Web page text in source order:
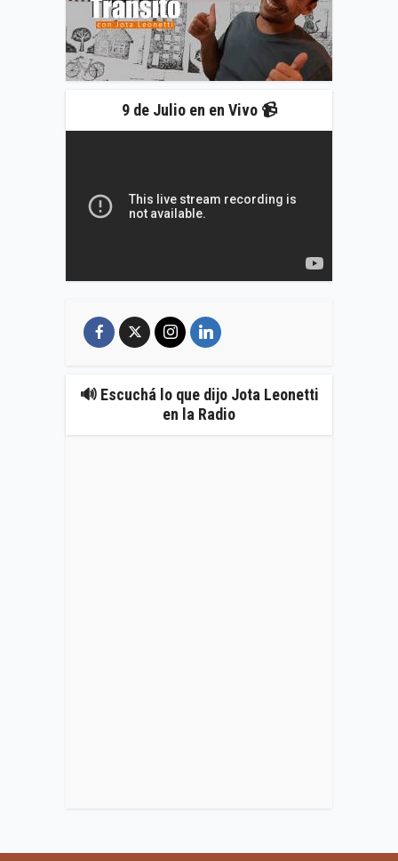
9 de Julio en en Vivo 📹
🔊 Escuchá lo que dijo Jota Leonetti
en la Radio